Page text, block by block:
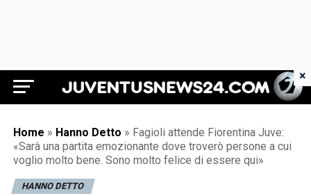
Juventus News 24
Home » Hanno Detto » Fagioli attende Fiorentina Juve:
«Sarà una partita emozionante dove troverò persone a cui
voglio molto bene. Sono molto felice di essere qui»
HANNO DETTO
×